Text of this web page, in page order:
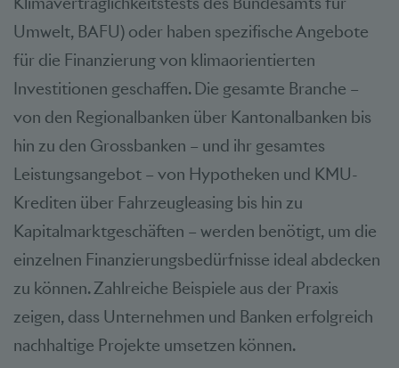
Umwelt, BAFU) oder haben spezifische Angebote
für die Finanzierung von klimaorientierten
Investitionen geschaffen. Die gesamte Branche –
von den Regionalbanken über Kantonalbanken bis
hin zu den Grossbanken – und ihr gesamtes
Leistungsangebot – von Hypotheken und KMU-
Krediten über Fahrzeugleasing bis hin zu
Kapitalmarktgeschäften – werden benötigt, um die
einzelnen Finanzierungsbedürfnisse ideal abdecken
zu können. Zahlreiche Beispiele aus der Praxis
zeigen, dass Unternehmen und Banken erfolgreich
nachhaltige Projekte umsetzen können.